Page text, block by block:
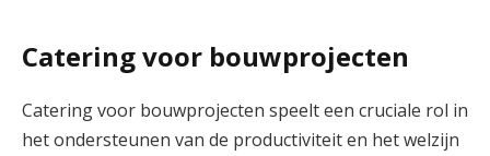
Catering voor bouwprojecten
Catering voor bouwprojecten speelt een cruciale rol in
het ondersteunen van de productiviteit en het welzijn